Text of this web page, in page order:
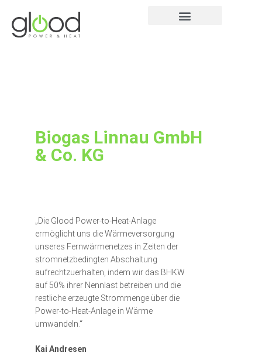
Biogas Linnau GmbH
& Co. KG
„Die Glood Power-to-Heat-Anlage
ermöglicht uns die Wärmeversorgung
unseres Fernwärmenetzes in Zeiten der
stromnetzbedingten Abschaltung
aufrechtzuerhalten, indem wir das BHKW
auf 50% ihrer Nennlast betreiben und die
restliche erzeugte Strommenge über die
Power-to-Heat-Anlage in Wärme
umwandeln.“
Kai Andresen